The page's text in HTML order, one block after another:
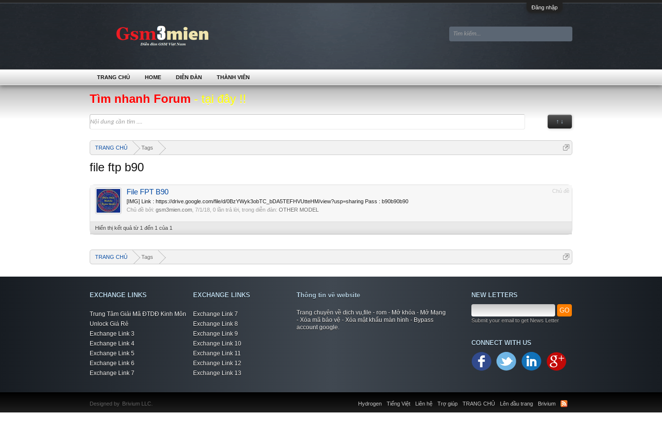
Đăng nhập
Tìm nhanh Forum - tại đây !!
↑ ↓
TRANG CHỦ Tags
file ftp b90
Chủ đề
File FPT B90
[IMG] Link : https://drive.google.com/file/d/0BzYWyk3obTC_bDA5TEFHVUtteHM/view?usp=sharing Pass : b90b90b90
Chủ đề bởi: gsm3mien.com 7/1/18 , 0 lần trả lời, trong diễn đàn: OTHER MODEL
Hiển thị kết quả từ 1 đến 1 của 1
TRANG CHỦ Tags
TRANG CHỦ HOME DIỄN ĐÀN THÀNH VIÊN
EXCHANGE LINKS
Trung Tâm Giải Mã ĐTDĐ Kinh Môn
Unlock Giá Rẻ
Exchange Link 3
Exchange Link 4
Exchange Link 5
Exchange Link 6
Exchange Link 7
EXCHANGE LINKS
Exchange Link 7
Exchange Link 8
Exchange Link 9
Exchange Link 10
Exchange Link 11
Exchange Link 12
Exchange Link 13
Thông tin về website
Trang chuyên về dịch vụ,file - rom - Mở khóa - Mở Mạng
- Xóa mã bảo vệ - Xóa mật khẩu màn hình - Bypass
account google.
NEW LETTERS
GO
Submit your email to get News Letter
CONNECT WITH US
Liên hệ Trợ giúp TRANG CHỦ Lên đầu trang Brivium
Hydrogen Tiếng Việt
Designed by Brivium LLC.